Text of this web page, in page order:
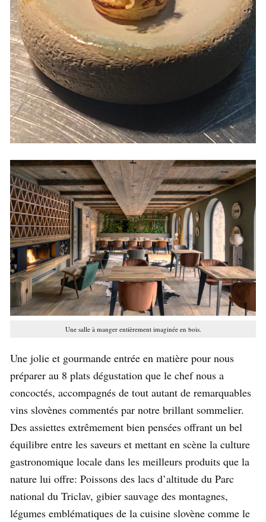
Une salle à manger entièrement imaginée en bois.
Une jolie et gourmande entrée en matière pour nous
préparer au 8 plats dégustation que le chef nous a
concoctés, accompagnés de tout autant de remarquables
vins slovènes commentés par notre brillant sommelier.
Des assiettes extrêmement bien pensées offrant un bel
équilibre entre les saveurs et mettant en scène la culture
gastronomique locale dans les meilleurs produits que la
nature lui offre: Poissons des lacs d’altitude du Parc
national du Triclav, gibier sauvage des montagnes,
légumes emblématiques de la cuisine slovène comme le